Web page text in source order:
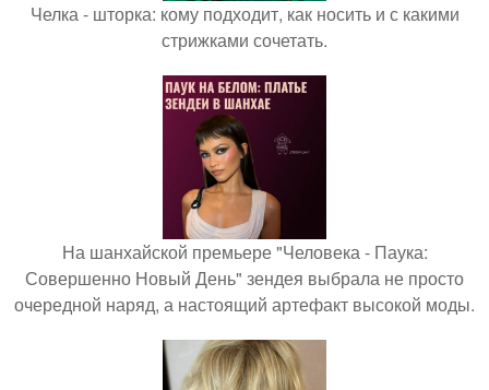
Челка - шторка: кому подходит, как носить и с какими
стрижками сочетать.
На шанхайской премьере "Человека - Паука:
Совершенно Новый День" зендея выбрала не просто
очередной наряд, а настоящий артефакт высокой моды.